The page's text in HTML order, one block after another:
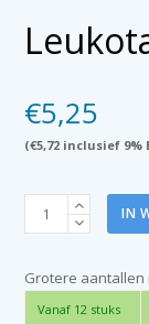
€5,25
(€5,72 inclusief 9%
Leukotape
2,5
x
10
IN
Grotere aantallen
Vanaf 12 stuks